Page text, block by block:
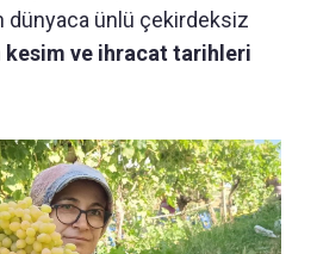
dünyaca ünlü çekirdeksiz
ve ihracat tarihleri